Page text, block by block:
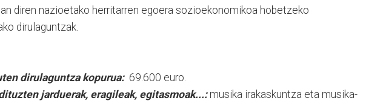
diren nazioetako herritarren egoera sozioekonomikoa hobetzeko
dirulaguntzak.
dirulaguntza kopurua:69.600 euro.
jarduerak, eragileak, egitasmoak...:musika irakaskuntza eta musika-